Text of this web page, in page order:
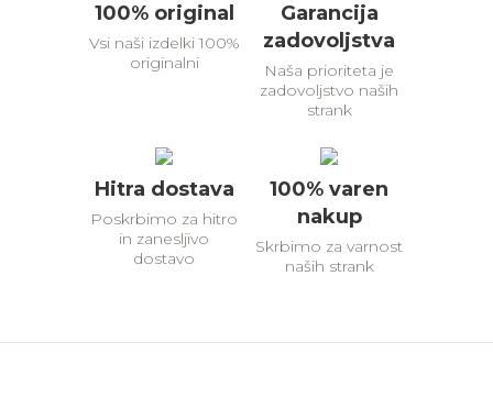
100% original
Vsi naši izdelki 100%
originalni
Garancija
zadovoljstva
Naša prioriteta je
zadovoljstvo naših
strank
Hitra dostava
Poskrbimo za hitro
in zanesljivo
dostavo
100% varen
nakup
Skrbimo za varnost
naših strank